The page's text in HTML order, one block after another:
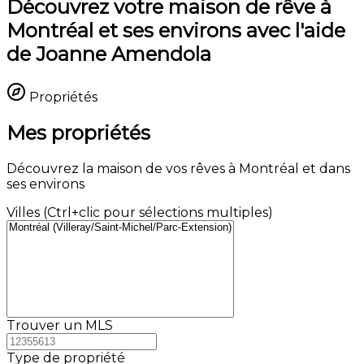
Découvrez votre maison de rêve à
Montréal et ses environs avec l'aide
de Joanne Amendola
Propriétés
Mes propriétés
Découvrez la maison de vos rêves à Montréal et dans
ses environs
Villes (Ctrl+clic pour sélections multiples)
Trouver un MLS
Type de propriété